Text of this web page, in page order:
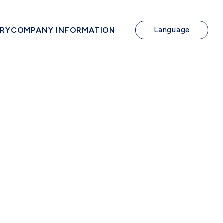
COMPANY INFORMATION Language